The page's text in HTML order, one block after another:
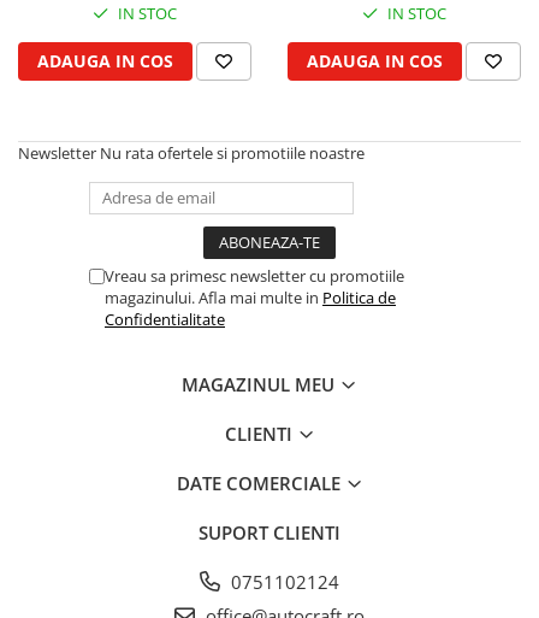
Priza de putere
Arbore ax priza de putere
Simering priza de putere
IN STOC
ADAUGA IN COS
IN STOC
ADAUGA IN COS
Newsletter Nu rata ofertele si promotiile noastre
Vreau sa primesc newsletter cu promotiile
magazinului. Afla mai multe in Politica de
Confidentialitate
MAGAZINUL MEU
CLIENTI
DATE COMERCIALE
SUPORT CLIENTI
0751102124